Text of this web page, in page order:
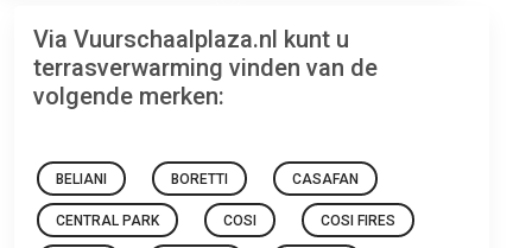
Via Vuurschaalplaza.nl kunt u
terrasverwarming vinden van de
volgende merken:
BELIANI BORETTI CASAFAN
CENTRAL PARK COSI COSI FIRES